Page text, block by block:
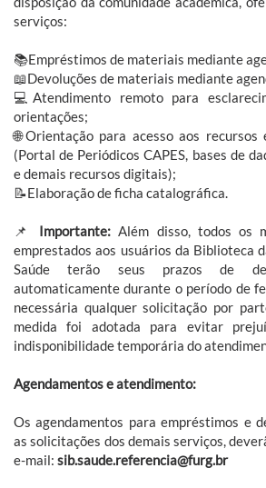
serviços:
📚Empréstimos de materiais mediante
📖Devoluções de materiais mediante
💻Atendimento remoto para
orientações;
🌐Orientação para acesso aos recursos
(Portal de Periódicos CAPES, bases de
e demais recursos digitais);
📝Elaboração de ficha catalográfica.
📌 Importante: Além disso, todos os
emprestados aos usuários da Biblioteca
Saúde terão seus prazos de
automaticamente durante o período de
necessária qualquer solicitação por
medida foi adotada para evitar
indisponibilidade temporária do
Agendamentos e atendimento:
Os agendamentos para empréstimos e
as solicitações dos demais serviços,
e-mail: sib.saude.referencia@furg.br